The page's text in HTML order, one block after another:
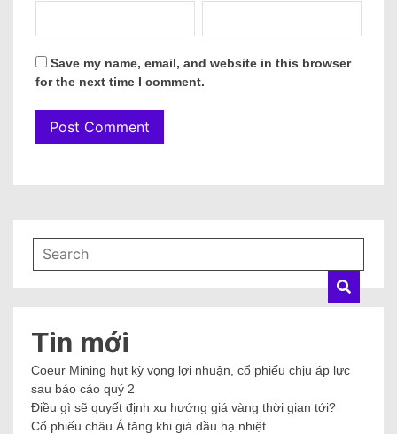
Save my name, email, and website in this browser
for the next time I comment.
Tin mới
Coeur Mining hụt kỳ vọng lợi nhuận, cổ phiếu chịu áp lực
sau báo cáo quý 2
Điều gì sẽ quyết định xu hướng giá vàng thời gian tới?
Cổ phiếu châu Á tăng khi giá dầu hạ nhiệt